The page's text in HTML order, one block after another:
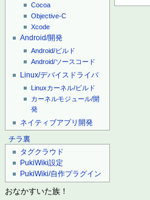
Cocoa
Objective-C
Xcode
Android/開発
Android/ビルド
Android/ソースコード
Linux/デバイスドライバ
Linuxカーネル/ビルド
カーネルモジュール/開
発
ネイティブアプリ開発
チラ裏
タグクラウド
PukiWiki設定
PukiWiki/自作プラグイン
おなかすいた族！